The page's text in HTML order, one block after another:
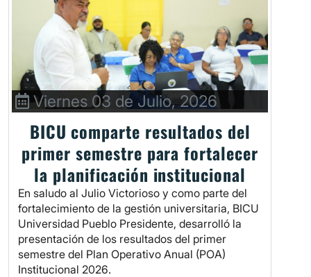
Viernes 03 de Julio, 2026
BICU comparte resultados del
primer semestre para fortalecer
la planificación institucional
En saludo al Julio Victorioso y como parte del
fortalecimiento de la gestión universitaria, BICU
Universidad Pueblo Presidente, desarrolló la
presentación de los resultados del primer
semestre del Plan Operativo Anual (POA)
Institucional 2026.